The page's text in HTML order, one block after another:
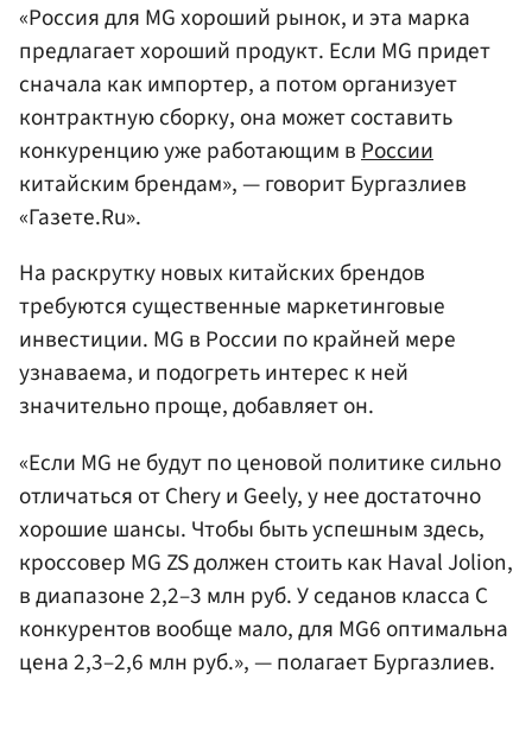
«Россия для MG хороший рынок, и эта марка
предлагает хороший продукт. Если MG придет
сначала как импортер, а потом организует
контрактную сборку, она может составить
конкуренцию уже работающим вРоссии
китайским брендам», — говорит Бургазлиев
«Газете.Ru».
На раскрутку новых китайских брендов
требуются существенные маркетинговые
инвестиции. MG в России по крайней мере
узнаваема, и подогреть интерес к ней
значительно проще, добавляет он.
«Если MG не будут по ценовой политике сильно
отличаться от Chery и Geely, у нее достаточно
хорошие шансы. Чтобы быть успешным здесь,
кроссовер MG ZS должен стоить как Haval Jolion,
в диапазоне 2,2–3 млн руб. У седанов класса C
конкурентов вообще мало, для MG6 оптимальна
цена 2,3–2,6 млн руб.», — полагает Бургазлиев.